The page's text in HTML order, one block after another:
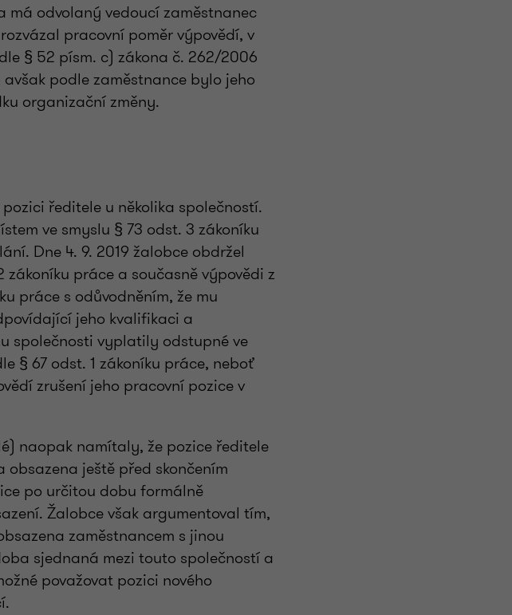
má odvolaný vedoucí zaměstnanec
pracovní poměr výpovědí, v
§ 52 písm. c) zákona č. 262/2006
podle zaměstnance bylo jeho
organizační změny.
ředitele u několika společností.
ve smyslu § 73 odst. 3 zákoníku
Dne 4. 9. 2019 žalobce obdržel
práce a současně výpovědi z
práce s odůvodněním, že mu
jeho kvalifikaci a
společnosti vyplatily odstupné ve
§ 67 odst. 1 zákoníku práce, neboť
zrušení jeho pracovní pozice v
naopak namítaly, že pozice ředitele
ještě před skončením
po určitou dobu formálně
Žalobce však argumentoval tím,
zaměstnancem s jinou
sjednaná mezi touto společností a
považovat pozici nového